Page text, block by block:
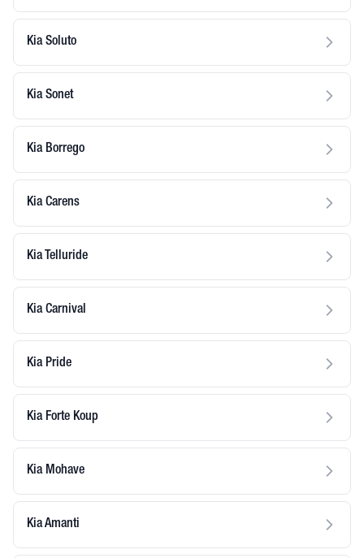
Kia Soluto
Kia Sonet
Kia Borrego
Kia Carens
Kia Telluride
Kia Carnival
Kia Pride
Kia Forte Koup
Kia Mohave
Kia Amanti